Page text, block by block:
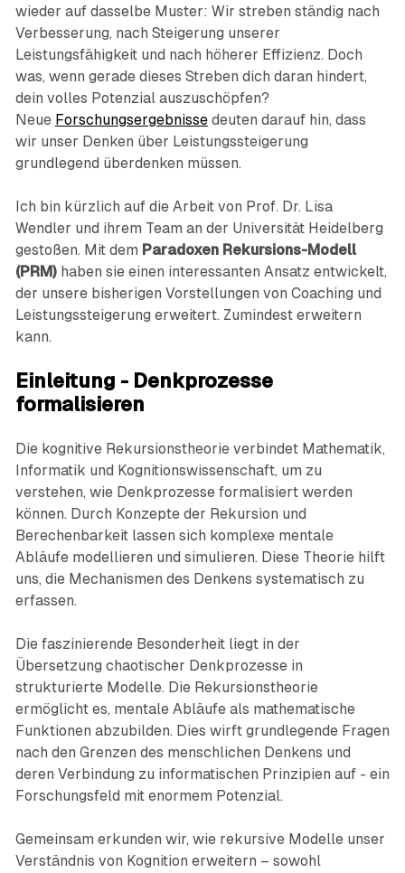
wieder auf dasselbe Muster: Wir streben ständig nach
Verbesserung, nach Steigerung unserer
Leistungsfähigkeit und nach höherer Effizienz. Doch
was, wenn gerade dieses Streben dich daran hindert,
dein volles Potenzial auszuschöpfen?
Neue Forschungsergebnissedeuten darauf hin, dass
wir unser Denken über Leistungssteigerung
grundlegend überdenken müssen.
Ich bin kürzlich auf die Arbeit von Prof. Dr. Lisa
Wendler und ihrem Team an der Universität Heidelberg
gestoßen. Mit dem Paradoxen Rekursions-Modell
(PRM)haben sie einen interessanten Ansatz entwickelt,
der unsere bisherigen Vorstellungen von Coaching und
Leistungssteigerung erweitert. Zumindest erweitern
kann.
Einleitung - Denkprozesse
formalisieren
Die kognitive Rekursionstheorie verbindet Mathematik,
Informatik und Kognitionswissenschaft, um zu
verstehen, wie Denkprozesse formalisiert werden
können. Durch Konzepte der Rekursion und
Berechenbarkeit lassen sich komplexe mentale
Abläufe modellieren und simulieren. Diese Theorie hilft
uns, die Mechanismen des Denkens systematisch zu
erfassen.
Die faszinierende Besonderheit liegt in der
Übersetzung chaotischer Denkprozesse in
strukturierte Modelle. Die Rekursionstheorie
ermöglicht es, mentale Abläufe als mathematische
Funktionen abzubilden. Dies wirft grundlegende Fragen
nach den Grenzen des menschlichen Denkens und
deren Verbindung zu informatischen Prinzipien auf - ein
Forschungsfeld mit enormem Potenzial.
Gemeinsam erkunden wir, wie rekursive Modelle unser
Verständnis von Kognition erweitern – sowohl